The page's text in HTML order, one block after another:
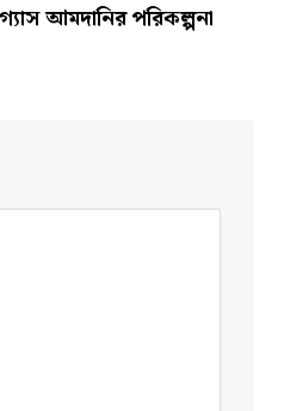
আমদানির পরিকল্পনা